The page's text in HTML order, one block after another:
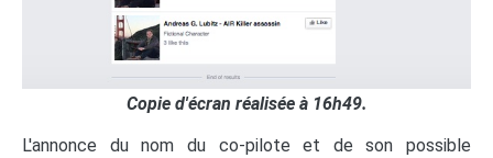
Copie d'écran réalisée à 16h49.
L'annonce du nom du co-pilote et de son possible